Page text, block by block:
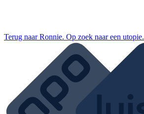
Terug naarRonnie. Op zoek naar een utopie.